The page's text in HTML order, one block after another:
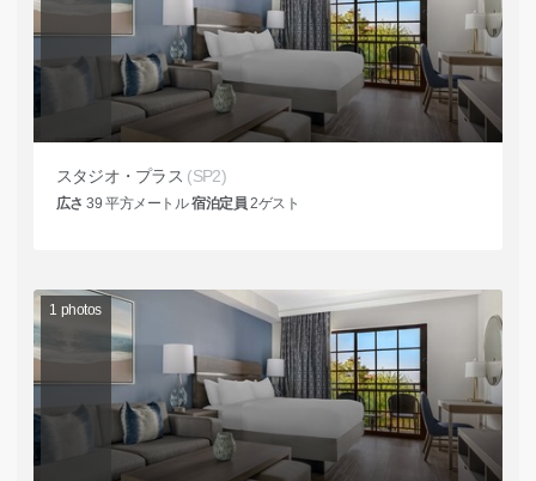
スタジオ・プラス (SP2)
広さ 39 平方メートル宿泊定員 2ゲスト
1 photos